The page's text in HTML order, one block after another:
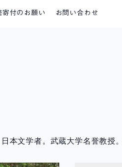
寄付のお願い お問い合わせ
文学者。武蔵大学名誉教授。